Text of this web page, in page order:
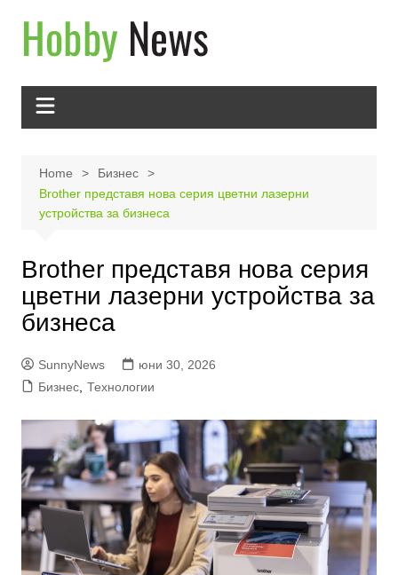
content
Home
Бизнес
Brother представя нова серия цветни лазерни
устройства за бизнеса
Brother представя нова серия
цветни лазерни устройства за
бизнеса
SunnyNews
юни 30, 2026
Бизнес, Технологии